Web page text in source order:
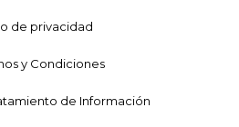
de privacidad
y Condiciones
de Información